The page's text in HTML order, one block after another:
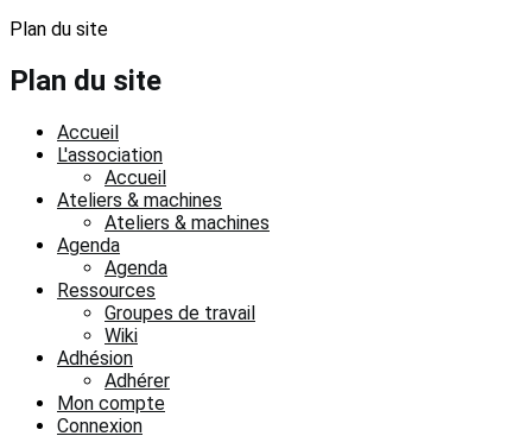
Plan du site
Plan du site
Accueil
L'association
Accueil
Ateliers & machines
Ateliers & machines
Agenda
Agenda
Ressources
Groupes de travail
Wiki
Adhésion
Adhérer
Mon compte
Connexion